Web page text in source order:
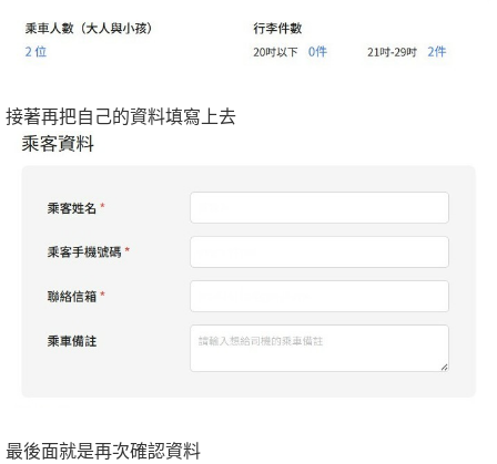
接著再把自己的資料填寫上去
最後面就是再次確認資料